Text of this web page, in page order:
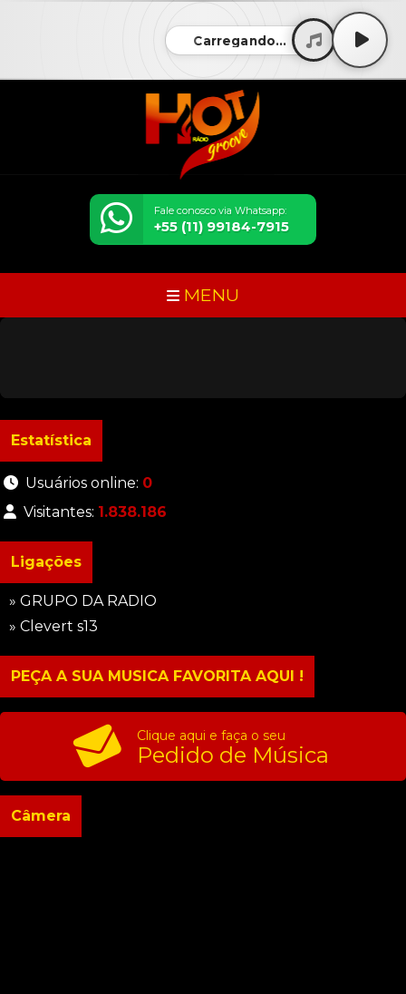
Carregando...
Fale conosco via Whatsapp:
+55 (11) 99184-7915
MENU
Estatística
Usuários online: 0
Visitantes: 1.838.186
Ligações
» GRUPO DA RADIO
» Clevert s13
PEÇA A SUA MUSICA FAVORITA AQUI !
Clique aqui e faça o seu
Pedido de Música
Câmera